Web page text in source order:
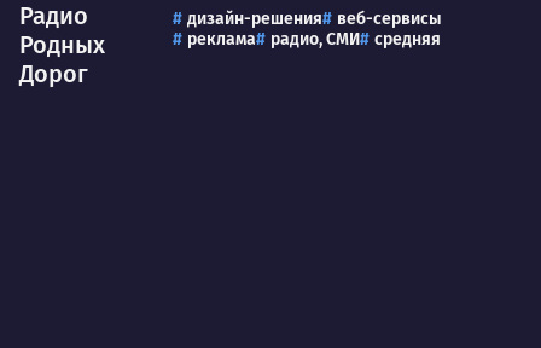
Радио
Родных
Дорог
дизайн-решения
веб-сервисы
реклама
радио, СМИ средняя